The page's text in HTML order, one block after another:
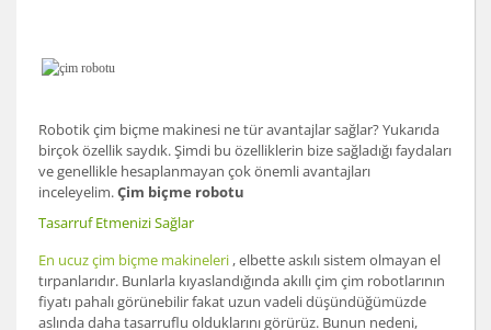
Robotik çim biçme makinesi ne tür avantajlar sağlar? Yukarıda
birçok özellik saydık. Şimdi bu özelliklerin bize sağladığı faydaları
ve genellikle hesaplanmayan çok önemli avantajları
inceleyelim.Çim biçme robotu
Tasarruf Etmenizi Sağlar
En ucuz çim biçme makineleri , elbette askılı sistem olmayan el
tırpanlarıdır. Bunlarla kıyaslandığında akıllı çim çim robotlarının
fiyatı pahalı görünebilir fakat uzun vadeli düşündüğümüzde
aslında daha tasarruflu olduklarını görürüz. Bunun nedeni,